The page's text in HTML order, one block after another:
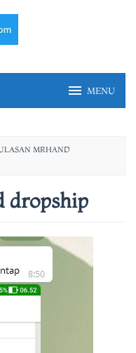
MENU
MRHAND
dropship